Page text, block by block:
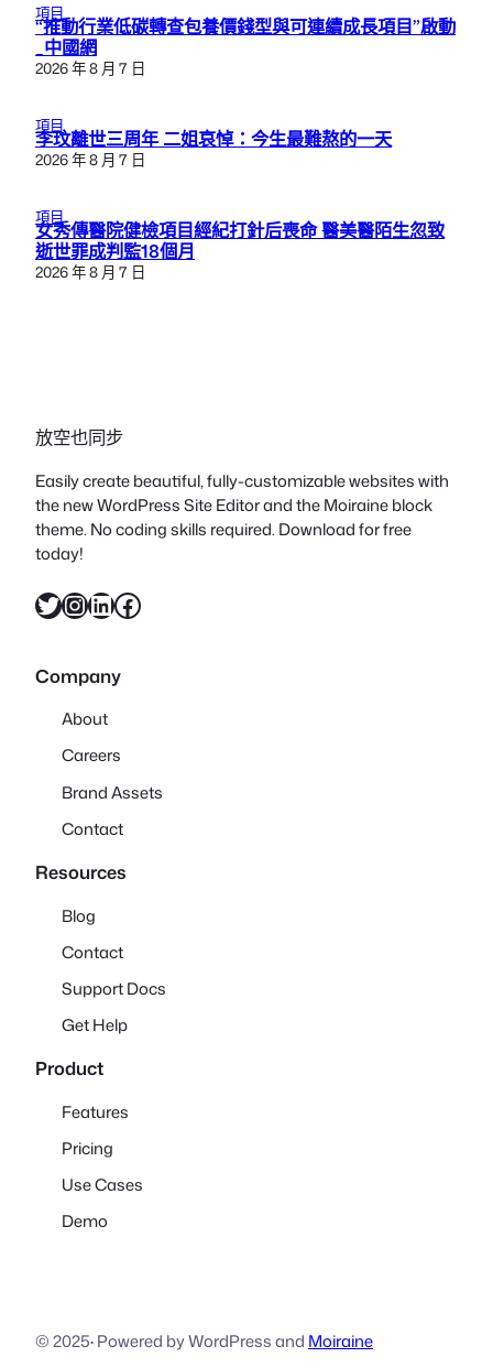
項目
“推動行業低碳轉查包養價錢型與可連續成長項目”啟動
_中國網
2026 年 8 月 7 日
項目
李玟離世三周年 二姐哀悼：今生最難熬的一天
2026 年 8 月 7 日
項目
女秀傳醫院健檢項目經紀打針后喪命 醫美醫陌生忽致
逝世罪成判監18個月
2026 年 8 月 7 日
放空也同步
Easily create beautiful, fully-customizable websites with
the new WordPress Site Editor and the Moiraine block
theme. No coding skills required. Download for free
today!
X InstagramLinkedIn Facebook
Company
About
Careers
Brand Assets
Contact
Resources
Blog
Contact
Support Docs
Get Help
Product
Features
Pricing
Use Cases
Demo
© 2025·Powered by WordPress and Moiraine